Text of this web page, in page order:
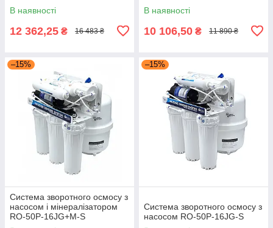
В наявності
12 362,25 ₴ 16 483 ₴
В наявності
10 106,50 ₴ 11 890 ₴
–15%
Система зворотного осмосу з
насосом і мінералізатором
RO-50P-16JG+M-S
–15%
Система зворотного осмосу з
насосом RO-50P-16JG-S